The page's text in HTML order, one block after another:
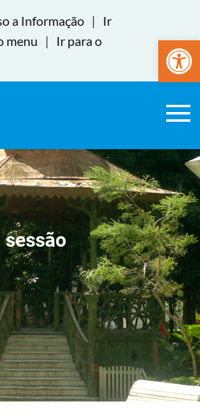
Abrir
a Informação |
Ir
menu |
Ir para o